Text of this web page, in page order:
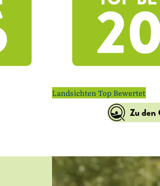
Landsichten Top Bewertet
Zu den